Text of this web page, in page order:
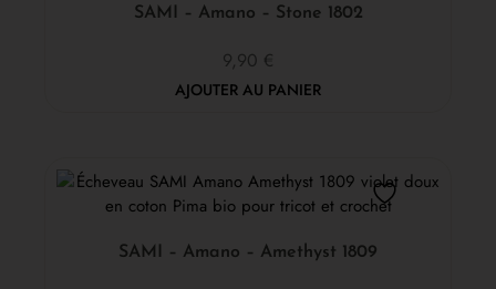
SAMI – Amano – Stone 1802
9,90 €
AJOUTER AU PANIER
SAMI – Amano – Amethyst 1809